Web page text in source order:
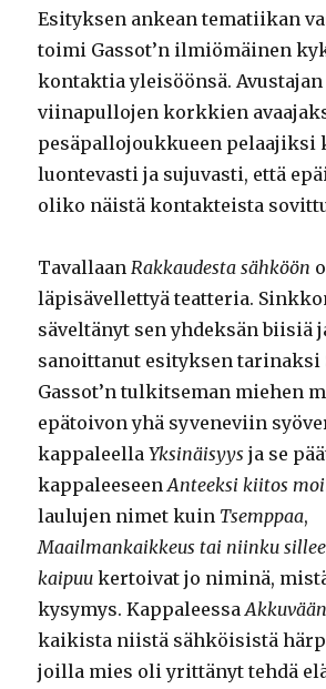
Esityksen ankean tematiikan
toimi Gassot’n ilmiömäinen
kontaktia yleisöönsä.
viinapullojen korkkien
pesäpallojoukkueen pelaajiksi
luontevasti ja sujuvasti, että
oliko näistä kontakteista
Tavallaan Rakkaudesta sähköön
läpisävellettyä teatteria.
säveltänyt sen yhdeksän biisiä
sanoittanut esityksen tarinaksi
Gassot’n tulkitseman miehen
epätoivon yhä syveneviin
kappaleellaYksinäisyys ja se
kappaleeseenAnteeksi kiitos moi
laulujen nimet kuin Tsemppaa,
Maailmankaikkeus tai niinku sillee
kaipuu kertoivat jo niminä,
kysymys. Kappaleessa
kaikista niistä sähköisistä
joilla mies oli yrittänyt tehdä